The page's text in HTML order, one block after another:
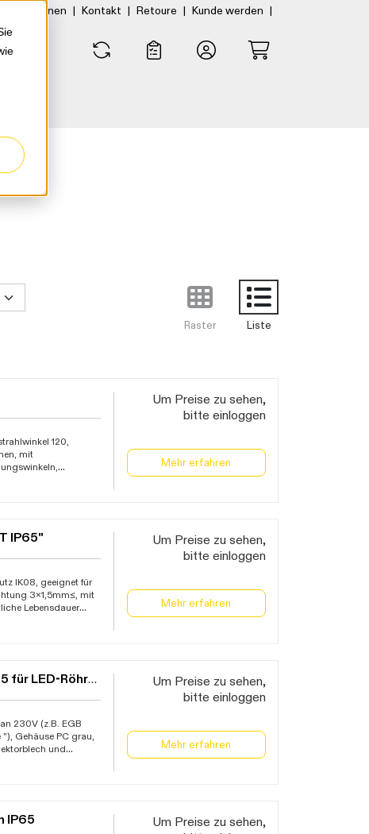
| Kontakt | Retoure | Kunde werden |
Raster Liste
120,
mit
Um Preise zu sehen,
bitte einloggen
Mehr erfahren
IP65"
IK08, geeignet für
3x1,5mm≤, mit
Lebensdauer
Um Preise zu sehen,
bitte einloggen
Mehr erfahren
Feuchtraum-Wannenleuchte Robusta " IP65 für LED-Röhre"
230V (z.B. EGB
Gehäuse PC grau,
und
Um Preise zu sehen,
bitte einloggen
Mehr erfahren
IP65
Um Preise zu sehen,